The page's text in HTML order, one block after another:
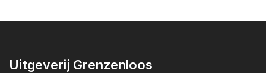
Uitgeverij Grenzenloos